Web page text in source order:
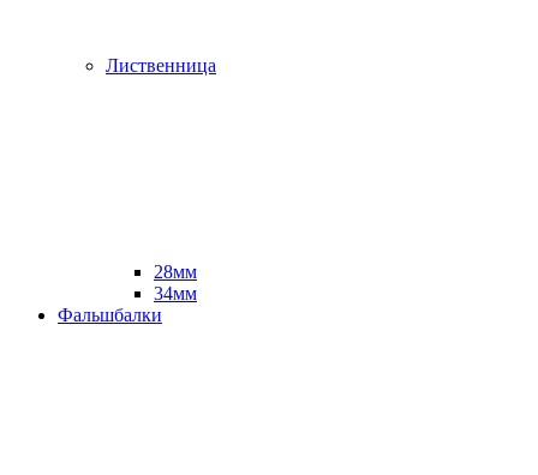
Лиственница
28мм
34мм
Фальшбалки